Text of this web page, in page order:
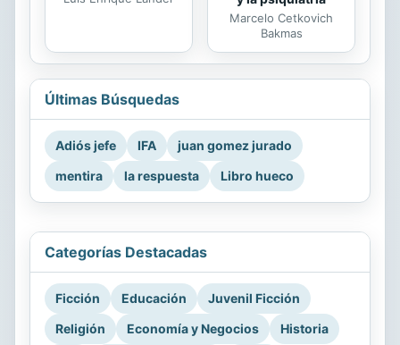
Marcelo Cetkovich
Bakmas
Últimas Búsquedas
Adiós jefe IFA
juan gomez jurado
mentira
la respuesta Libro hueco
Categorías Destacadas
Ficción Educación
Juvenil Ficción
Religión
Economía y Negocios
Historia